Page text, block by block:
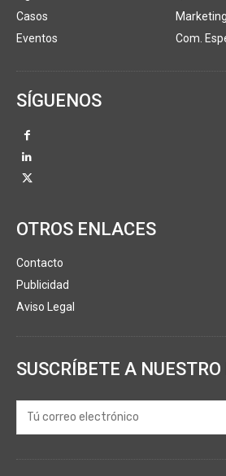
Casos
Eventos
Marketing
Com.
SÍGUENOS
OTROS ENLACES
Contacto
Publicidad
Aviso Legal
SUSCRÍBETE A